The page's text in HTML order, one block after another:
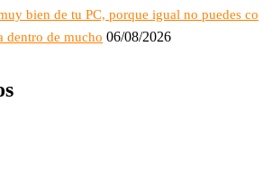
bien de tu PC, porque igual no puedes co
dentro de mucho 06/08/2026